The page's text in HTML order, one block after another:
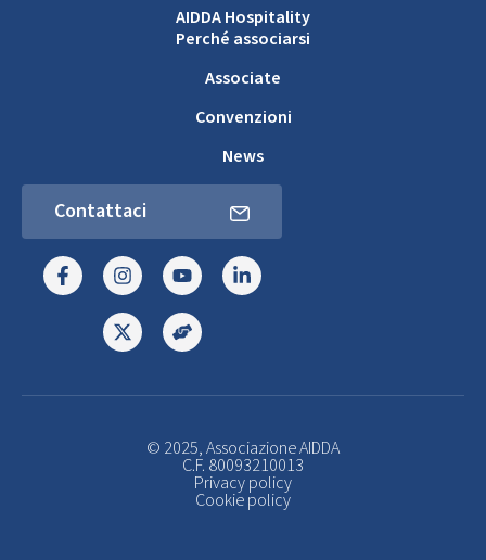
AIDDA Hospitality
Perché associarsi
Associate
Convenzioni
News
Contattaci
© 2025, Associazione AIDDA
C.F. 80093210013
Privacy policy
Cookie policy